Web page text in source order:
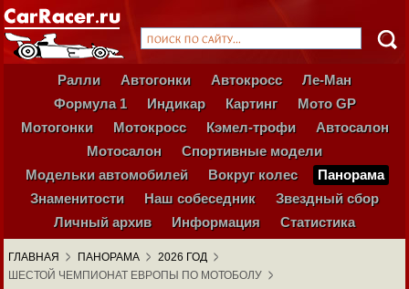
Ралли Автогонки Автокросс
Ле-Ман
Формула 1
Индикар Картинг
Мото GP
Мотогонки
Мотокросс Кэмел-трофи
Автосалон
Мотосалон
Спортивные модели
Модельки автомобилей
Вокруг колес
Панорама
Знаменитости
Наш собеседник
Звездный сбор
Личный архив
Информация Статистика
ГЛАВНАЯ ПАНОРАМА
2026 ГОД
ШЕСТОЙ ЧЕМПИОНАТ ЕВРОПЫ ПО МОТОБОЛУ